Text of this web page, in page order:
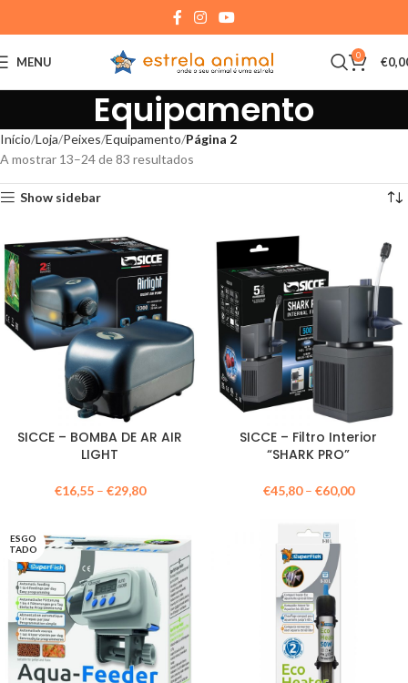
MENU 0 €
Equipamento
Início Loja Peixes Equipamento Página 2
A mostrar 13–24 de 83 resultados
Show sidebar
SICCE – BOMBA DE AR AIR
LIGHT
€16,55– €29,80
SICCE – Filtro Interior
“SHARK PRO”
€45,80– €60,00
ESGO
TADO